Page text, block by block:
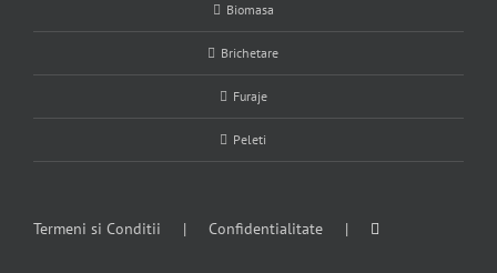
Biomasa
Brichetare
Furaje
Peleti
Termeni si Conditii Confidentialitate